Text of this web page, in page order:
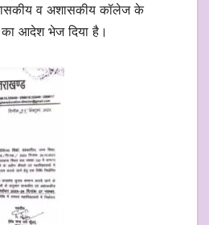
व अशासकीय कॉलेज के
का आदेश भेज दिया है।